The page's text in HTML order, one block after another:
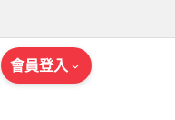
會員登入